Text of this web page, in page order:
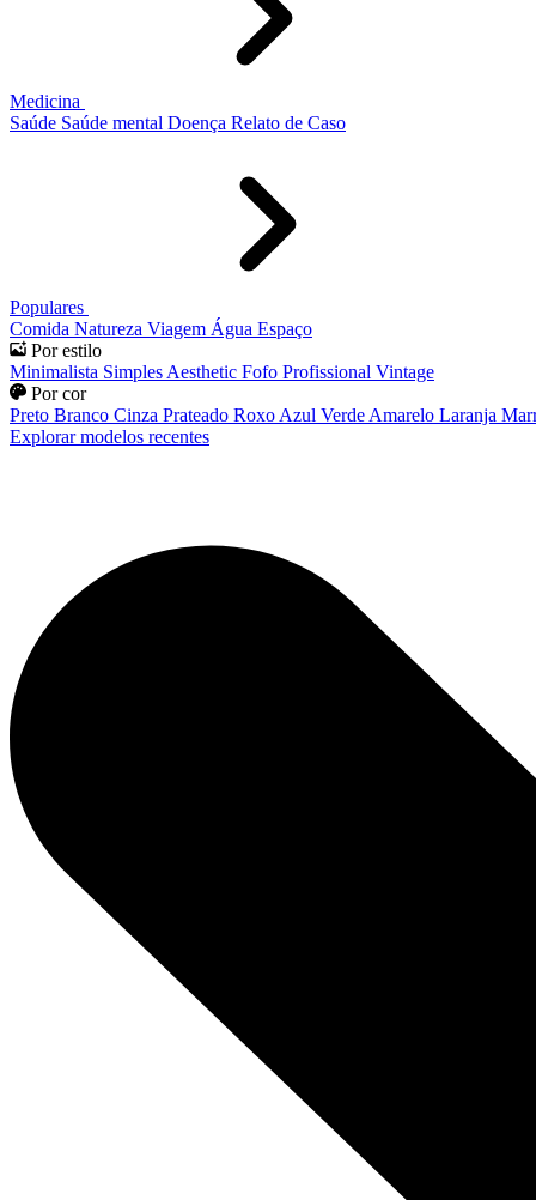
Medicina
Saúde Saúde mental Doença Relato de Caso
Populares
Comida Natureza Viagem Água Espaço
Por estilo
Minimalista Simples Aesthetic Fofo Profissional Vintage
Por cor
Preto Branco Cinza Prateado Roxo Azul Verde Amarelo Laranja
Explorar modelos recentes